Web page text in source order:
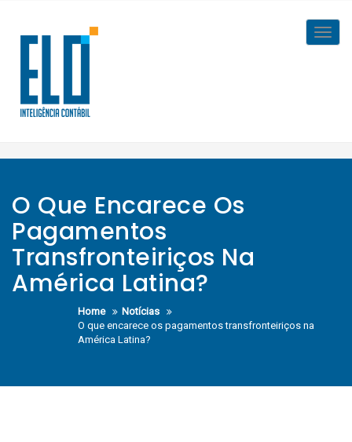
content
O Que Encarece Os
Pagamentos
Transfronteiriços Na
América Latina?
Home
Notícias
O que encarece os pagamentos transfronteiriços na
América Latina?